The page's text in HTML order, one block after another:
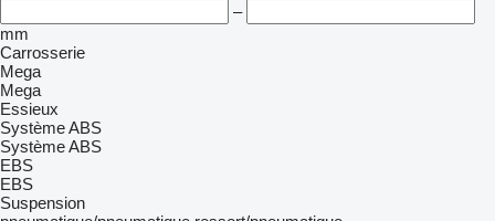
–
mm
Carrosserie
Mega
Mega
Essieux
Système ABS
Système ABS
EBS
EBS
Suspension